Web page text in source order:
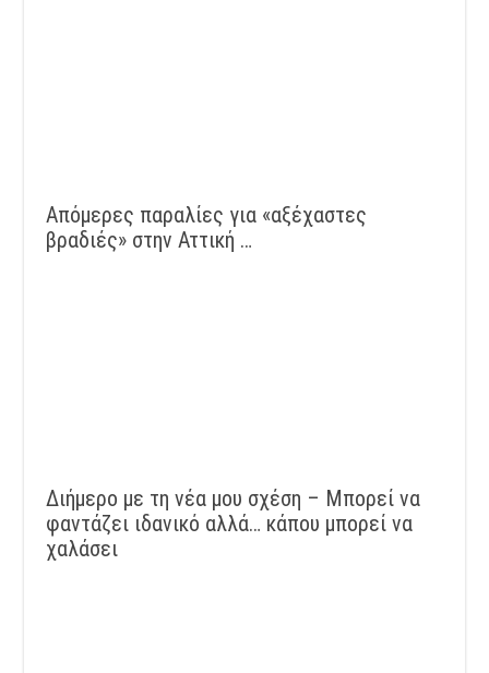
Απόμερες παραλίες για «αξέχαστες
βραδιές» στην Αττική …
Διήμερο με τη νέα μου σχέση – Μπορεί να
φαντάζει ιδανικό αλλά… κάπου μπορεί να
χαλάσει